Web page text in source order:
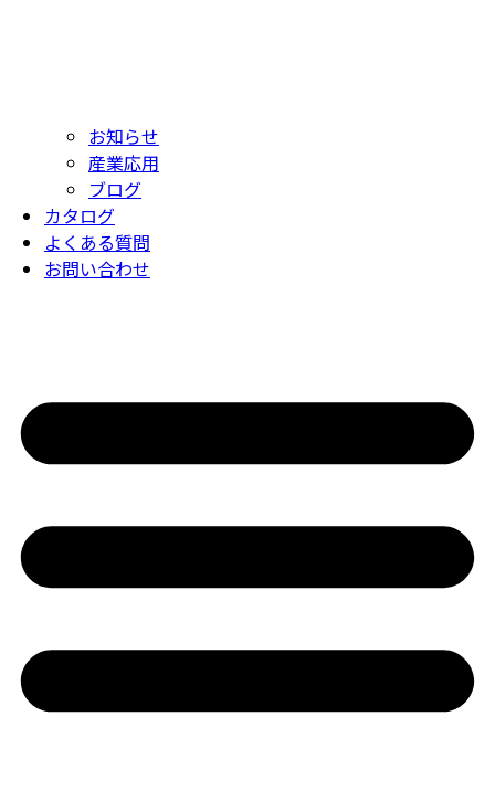
お知らせ
産業応用
ブログ
カタログ
よくある質問
お問い合わせ